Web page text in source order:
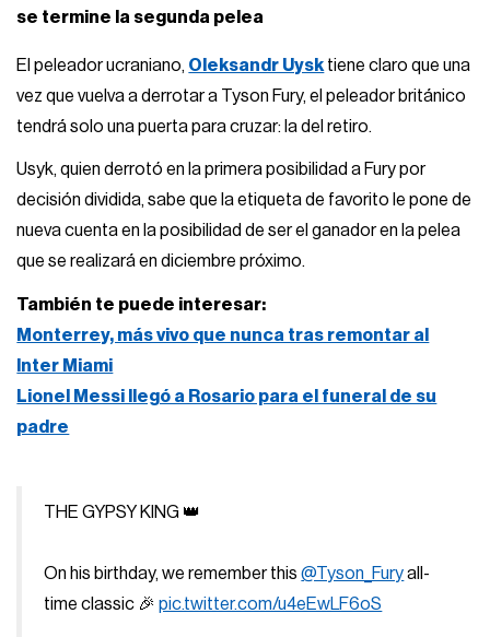
se termine la segunda pelea
El peleador ucraniano, Oleksandr Uysk tiene claro que una
vez que vuelva a derrotar a Tyson Fury, el peleador británico
tendrá solo una puerta para cruzar: la del retiro.
Usyk, quien derrotó en la primera posibilidad a Fury por
decisión dividida, sabe que la etiqueta de favorito le pone de
nueva cuenta en la posibilidad de ser el ganador en la pelea
que se realizará en diciembre próximo.
También te puede interesar:
Monterrey, más vivo que nunca tras remontar al
Inter Miami
Lionel Messi llegó a Rosario para el funeral de su
padre
THE GYPSY KING 👑
On his birthday, we remember this@Tyson_Furyall-
time classic 🎉pic.twitter.com/u4eEwLF6oS